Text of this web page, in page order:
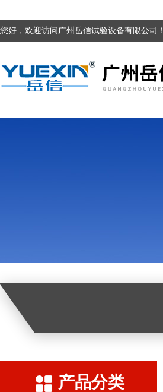
您好，欢迎访问广州岳信试验设备有限公司！
产品分类